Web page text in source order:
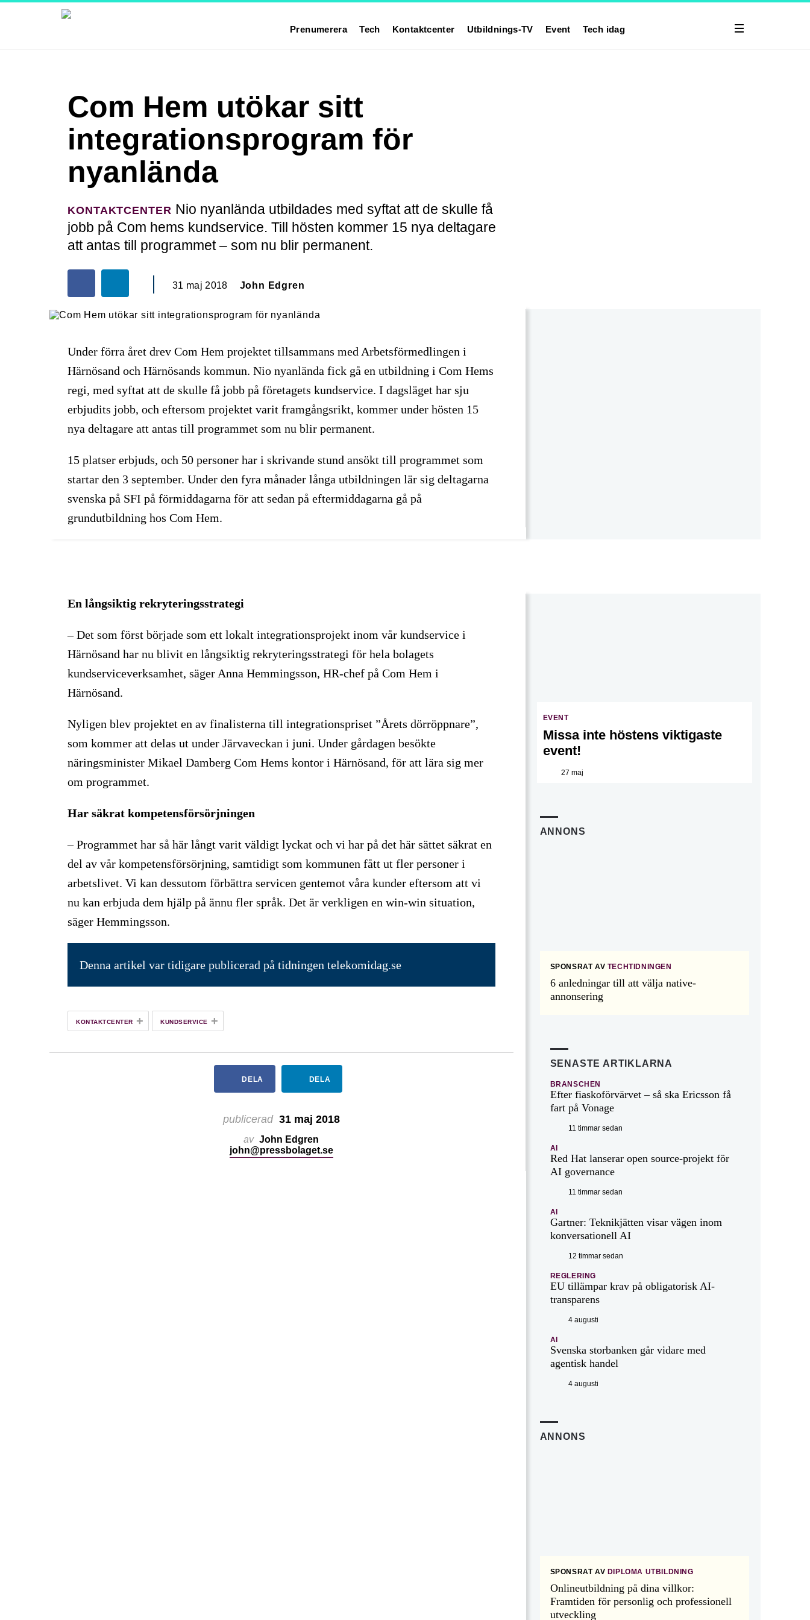
Prenumerera Tech Kontaktcenter Utbildnings-TV Event Tech idag
Com Hem utökar sitt
integrationsprogram för
nyanlända
KONTAKTCENTER Nio nyanlända utbildades med syftat att de skulle få
jobb på Com hems kundservice. Till hösten kommer 15 nya deltagare
att antas till programmet – som nu blir permanent.
31 maj 2018 John Edgren
Under förra året drev Com Hem projektet tillsammans med Arbetsförmedlingen i
Härnösand och Härnösands kommun. Nio nyanlända fick gå en utbildning i Com Hems
regi, med syftat att de skulle få jobb på företagets kundservice. I dagsläget har sju
erbjudits jobb, och eftersom projektet varit framgångsrikt, kommer under hösten 15
nya deltagare att antas till programmet som nu blir permanent.
15 platser erbjuds, och 50 personer har i skrivande stund ansökt till programmet som
startar den 3 september. Under den fyra månader långa utbildningen lär sig deltagarna
svenska på SFI på förmiddagarna för att sedan på eftermiddagarna gå på
grundutbildning hos Com Hem.
En långsiktig rekryteringsstrategi
– Det som först började som ett lokalt integrationsprojekt inom vår kundservice i
Härnösand har nu blivit en långsiktig rekryteringsstrategi för hela bolagets
kundserviceverksamhet, säger Anna Hemmingsson, HR-chef på Com Hem i
Härnösand.
Nyligen blev projektet en av finalisterna till integrationspriset ”Årets dörröppnare”,
som kommer att delas ut under Järvaveckan i juni. Under gårdagen besökte
näringsminister Mikael Damberg Com Hems kontor i Härnösand, för att lära sig mer
om programmet.
Har säkrat kompetensförsörjningen
– Programmet har så här långt varit väldigt lyckat och vi har på det här sättet säkrat en
del av vår kompetensförsörjning, samtidigt som kommunen fått ut fler personer i
arbetslivet. Vi kan dessutom förbättra servicen gentemot våra kunder eftersom att vi
nu kan erbjuda dem hjälp på ännu fler språk. Det är verkligen en win-win situation,
säger Hemmingsson.
Denna artikel var tidigare publicerad på tidningen telekomidag.se
KONTAKTCENTER + KUNDSERVICE +
DELA DELA
publicerad 31 maj 2018
av John Edgren
john@pressbolaget.se
EVENT
Missa inte höstens viktigaste
event!
27 maj
ANNONS
SPONSRAT AV TECHTIDNINGEN
6 anledningar till att välja native-
annonsering
SENASTE ARTIKLARNA
BRANSCHEN
Efter fiaskoförvärvet – så ska Ericsson få
fart på Vonage
11 timmar sedan
AI
Red Hat lanserar open source-projekt för
AI governance
11 timmar sedan
AI
Gartner: Teknikjätten visar vägen inom
konversationell AI
12 timmar sedan
REGLERING
EU tillämpar krav på obligatorisk AI-
transparens
4 augusti
AI
Svenska storbanken går vidare med
agentisk handel
4 augusti
ANNONS
SPONSRAT AV DIPLOMA UTBILDNING
Onlineutbildning på dina villkor:
Framtiden för personlig och professionell
utveckling